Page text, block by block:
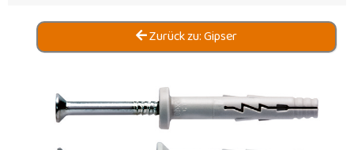
Zurück zu: Gipser